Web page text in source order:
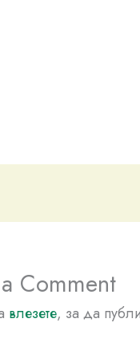
Comment
влезете, за да